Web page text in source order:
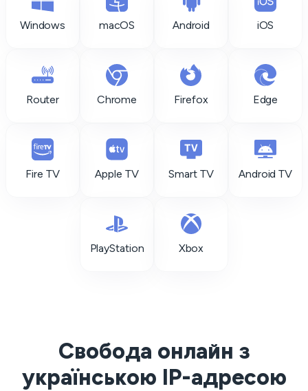
Windows macOS Android iOS
Router Chrome Firefox Edge
Fire TV Apple TV Smart TV Android TV
PlayStation Xbox
Свобода онлайн з
українською IP-адресою